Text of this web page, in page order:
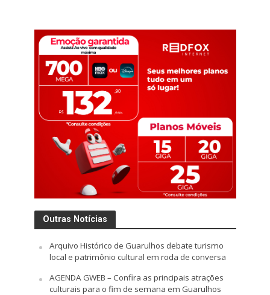
Outras Notícias
Arquivo Histórico de Guarulhos debate turismo
local e patrimônio cultural em roda de conversa
AGENDA GWEB – Confira as principais atrações
culturais para o fim de semana em Guarulhos